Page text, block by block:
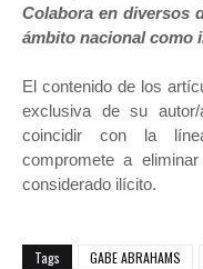
Colabora en diversos
ámbito nacional como
El contenido de los
exclusiva de su
coincidir con la
compromete a
considerado ilícito.
Tags GABE ABRAHAMS